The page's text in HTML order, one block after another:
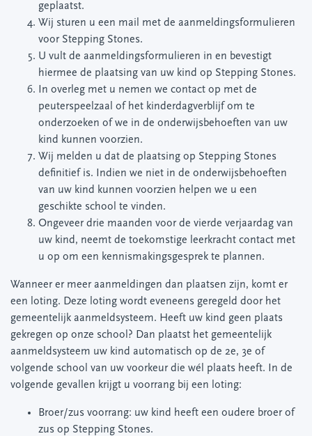
geplaatst.
Wij sturen u een mail met de aanmeldingsformulieren
voor Stepping Stones.
U vult de aanmeldingsformulieren in en bevestigt
hiermee de plaatsing van uw kind op Stepping Stones.
In overleg met u nemen we contact op met de
peuterspeelzaal of het kinderdagverblijf om te
onderzoeken of we in de onderwijsbehoeften van uw
kind kunnen voorzien.
Wij melden u dat de plaatsing op Stepping Stones
definitief is. Indien we niet in de onderwijsbehoeften
van uw kind kunnen voorzien helpen we u een
geschikte school te vinden.
Ongeveer drie maanden voor de vierde verjaardag van
uw kind, neemt de toekomstige leerkracht contact met
u op om een kennismakingsgesprek te plannen.
Wanneer er meer aanmeldingen dan plaatsen zijn, komt er
een loting. Deze loting wordt eveneens geregeld door het
gemeentelijk aanmeldsysteem. Heeft uw kind geen plaats
gekregen op onze school? Dan plaatst het gemeentelijk
aanmeldsysteem uw kind automatisch op de 2e, 3e of
volgende school van uw voorkeur die wél plaats heeft. In de
volgende gevallen krijgt u voorrang bij een loting:
Broer/zus voorrang: uw kind heeft een oudere broer of
zus op Stepping Stones.